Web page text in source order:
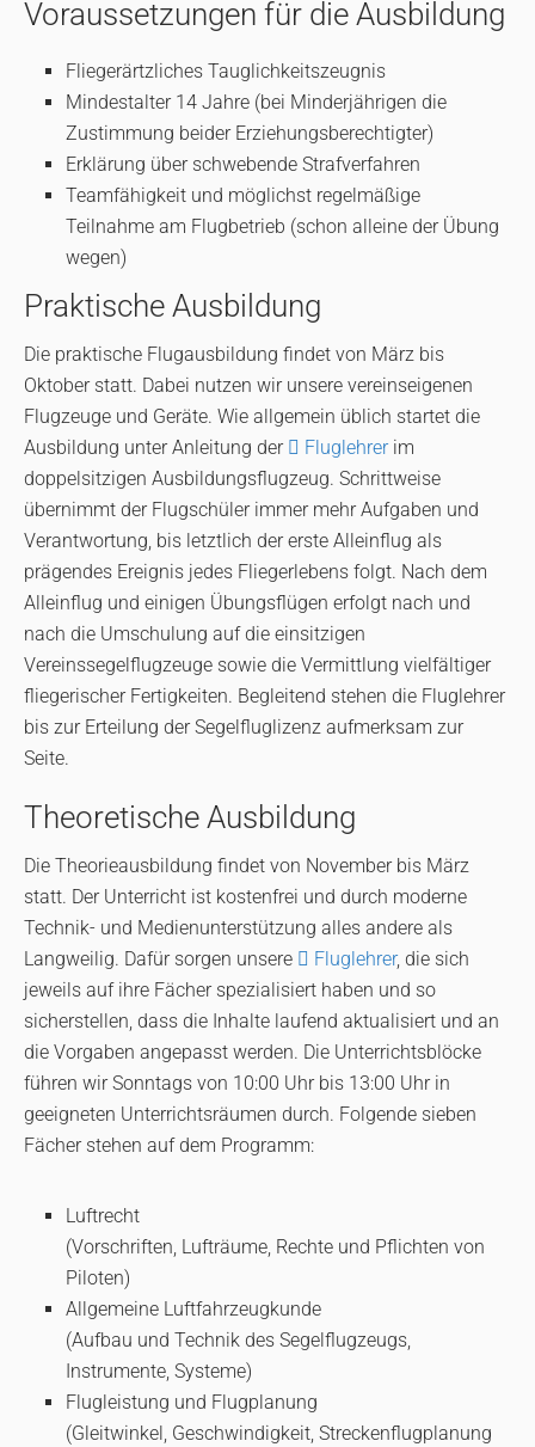
Voraussetzungen für die Ausbildung
Fliegerärtzliches Tauglichkeitszeugnis
Mindestalter 14 Jahre (bei Minderjährigen die
Zustimmung beider Erziehungsberechtigter)
Erklärung über schwebende Strafverfahren
Teamfähigkeit und möglichst regelmäßige
Teilnahme am Flugbetrieb (schon alleine der Übung
wegen)
Praktische Ausbildung
Die praktische Flugausbildung findet von März bis
Oktober statt. Dabei nutzen wir unsere vereinseigenen
Flugzeuge und Geräte. Wie allgemein üblich startet die
Ausbildung unter Anleitung der
Fluglehrerim
doppelsitzigen Ausbildungsflugzeug. Schrittweise
übernimmt der Flugschüler immer mehr Aufgaben und
Verantwortung, bis letztlich der erste Alleinflug als
prägendes Ereignis jedes Fliegerlebens folgt. Nach dem
Alleinflug und einigen Übungsflügen erfolgt nach und
nach die Umschulung auf die einsitzigen
Vereinssegelflugzeuge sowie die Vermittlung vielfältiger
fliegerischer Fertigkeiten. Begleitend stehen die Fluglehrer
bis zur Erteilung der Segelfluglizenz aufmerksam zur
Seite.
Theoretische Ausbildung
Die Theorieausbildung findet von November bis März
statt. Der Unterricht ist kostenfrei und durch moderne
Technik- und Medienunterstützung alles andere als
Langweilig. Dafür sorgen unsere
Fluglehrer, die sich
jeweils auf ihre Fächer spezialisiert haben und so
sicherstellen, dass die Inhalte laufend aktualisiert und an
die Vorgaben angepasst werden. Die Unterrichtsblöcke
führen wir Sonntags von 10:00 Uhr bis 13:00 Uhr in
geeigneten Unterrichtsräumen durch. Folgende sieben
Fächer stehen auf dem Programm:
Luftrecht
(Vorschriften, Lufträume, Rechte und Pflichten von
Piloten)
Allgemeine Luftfahrzeugkunde
(Aufbau und Technik des Segelflugzeugs,
Instrumente, Systeme)
Flugleistung und Flugplanung
(Gleitwinkel, Geschwindigkeit, Streckenflugplanung